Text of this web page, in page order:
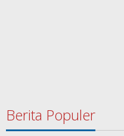
Berita Populer